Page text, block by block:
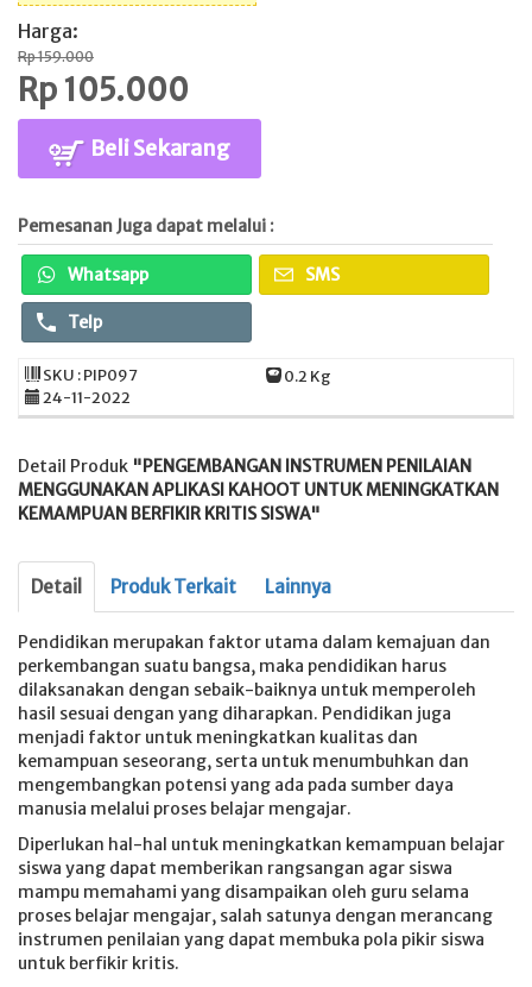
Harga:
Rp 159.000
Rp 105.000
Beli Sekarang
Pemesanan Juga dapat melalui :
Whatsapp SMS
Telp
SKU : PIP097
0.2 Kg
24-11-2022
Detail Produk "PENGEMBANGAN INSTRUMEN PENILAIAN
MENGGUNAKAN APLIKASI KAHOOT UNTUK MENINGKATKAN
KEMAMPUAN BERFIKIR KRITIS SISWA"
Detail Produk Terkait Lainnya
Pendidikan merupakan faktor utama dalam kemajuan dan
perkembangan suatu bangsa, maka pendidikan harus
dilaksanakan dengan sebaik-baiknya untuk memperoleh
hasil sesuai dengan yang diharapkan. Pendidikan juga
menjadi faktor untuk meningkatkan kualitas dan
kemampuan seseorang, serta untuk menumbuhkan dan
mengembangkan potensi yang ada pada sumber daya
manusia melalui proses belajar mengajar.
Diperlukan hal-hal untuk meningkatkan kemampuan belajar
siswa yang dapat memberikan rangsangan agar siswa
mampu memahami yang disampaikan oleh guru selama
proses belajar mengajar, salah satunya dengan merancang
instrumen penilaian yang dapat membuka pola pikir siswa
untuk berfikir kritis.